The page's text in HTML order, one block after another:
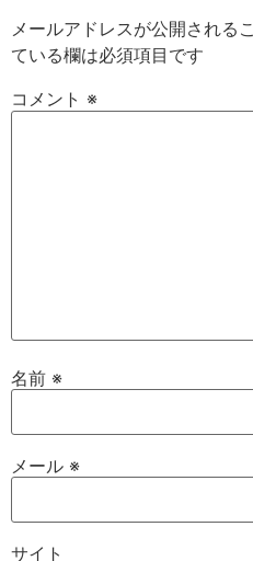
メールアドレスが公開される
ている欄は必須項目です
コメント ※
名前 ※
メール ※
サイト